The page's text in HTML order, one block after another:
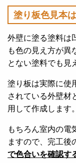
塗り板色見本
外壁に塗る塗料は
も色の見え方が異
とない塗料でも見
塗り板は実際に使
されている外壁材
用して作成します。
もちろん室内の電
ますので、完工後
で色合いを確認す